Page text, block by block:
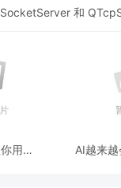
和
用
AI越来越